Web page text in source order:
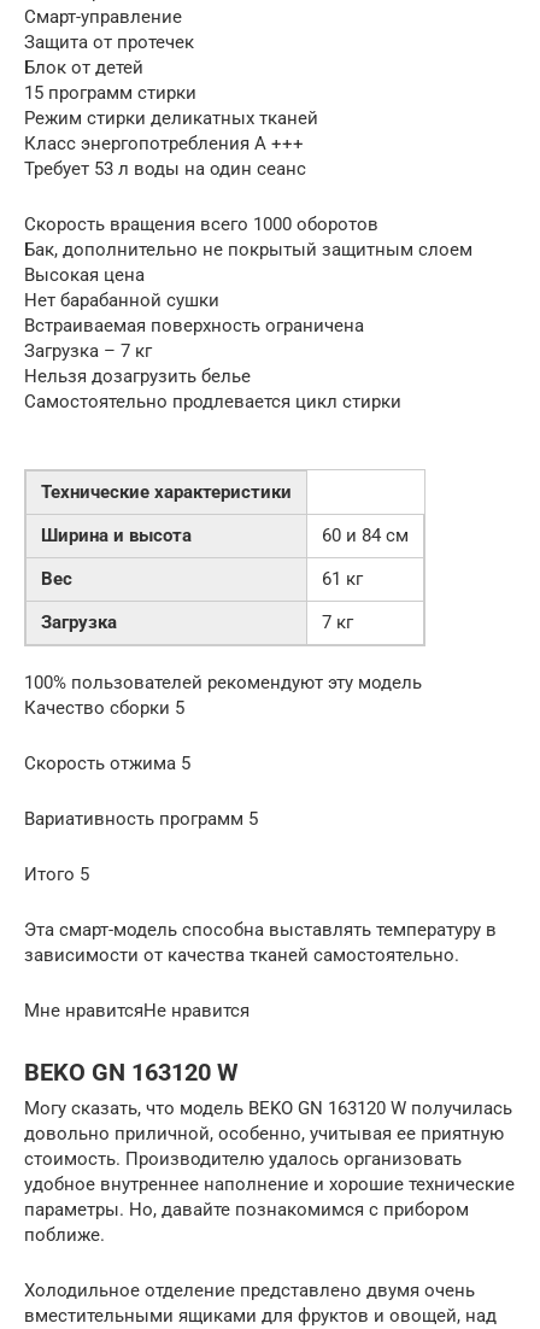
Смарт-управление
Защита от протечек
Блок от детей
15 программ стирки
Режим стирки деликатных тканей
Класс энергопотребления A +++
Требует 53 л воды на один сеанс
Скорость вращения всего 1000 оборотов
Бак, дополнительно не покрытый защитным слоем
Высокая цена
Нет барабанной сушки
Встраиваемая поверхность ограничена
Загрузка – 7 кг
Нельзя дозагрузить белье
Самостоятельно продлевается цикл стирки
Технические характеристики
Ширина и высота
60 и 84 см
Вес
61 кг
Загрузка
7 кг
100% пользователей рекомендуют эту модель
Качество сборки 5
Скорость отжима 5
Вариативность программ 5
Итого 5
Эта смарт-модель способна выставлять температуру в
зависимости от качества тканей самостоятельно.
Мне нравитсяНе нравится
BEKO GN 163120 W
Могу сказать, что модель BEKO GN 163120 W получилась
довольно приличной, особенно, учитывая ее приятную
стоимость. Производителю удалось организовать
удобное внутреннее наполнение и хорошие технические
параметры. Но, давайте познакомимся с прибором
поближе.
Холодильное отделение представлено двумя очень
вместительными ящиками для фруктов и овощей, над